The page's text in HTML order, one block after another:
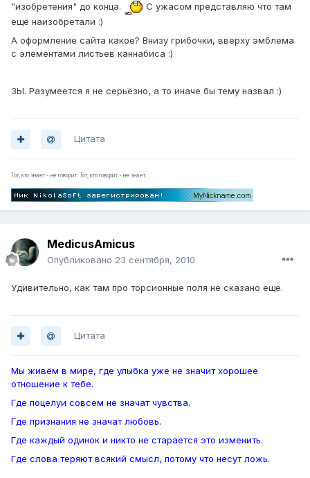
"изобретения" до конца.
С ужасом представляю что там
ещё наизобретали :)
А оформление сайта какое? Внизу грибочки, вверху эмблема
с элементами листьев каннабиса :)
ЗЫ. Разумеется я не серьёзно, а то иначе бы тему назвал :)
Цитата
Тот, кто знает - не говорит. Тот, кто говорит - не знает.
MedicusAmicus
Опубликовано 23 сентября, 2010
Удивительно, как там про торсионные поля не сказано еще.
Цитата
Мы живём в мире, где улыбка уже не значит хорошее
отношение к тебе.
Где поцелуи совсем не значат чувства.
Где признания не значат любовь.
Где каждый одинок и никто не старается это изменить.
Где слова теряют всякий смысл, потому что несут ложь.